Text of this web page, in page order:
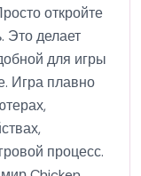
откройте
Это делает
для игры
Игра плавно
процесс.